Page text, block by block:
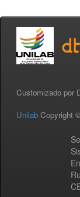
Customizado por
Unilab Copyright